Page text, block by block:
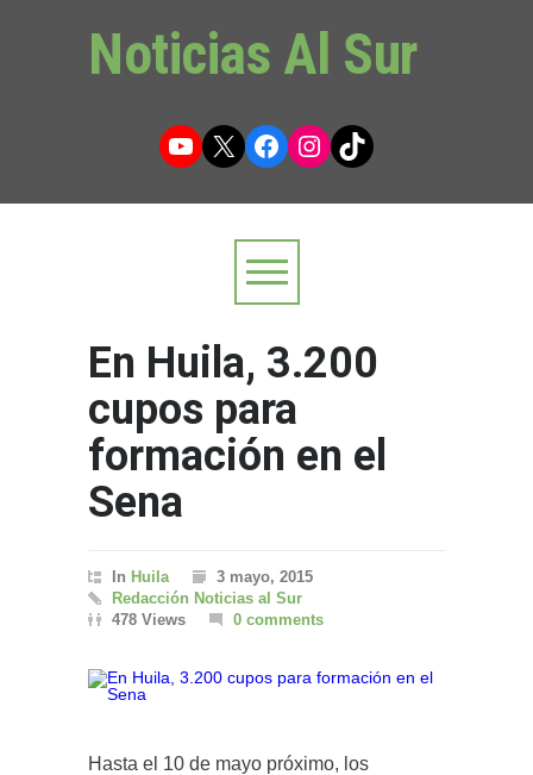
Noticias Al Sur
YouTube
X Facebook
Instagram
TikTok
En Huila, 3.200
cupos para
formación en el
Sena
In Huila
3 mayo, 2015
Redacción Noticias al Sur
478 Views
0 comments
Hasta el 10 de mayo próximo, los